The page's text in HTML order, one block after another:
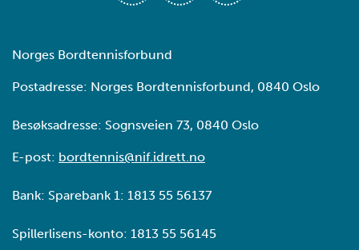
Norges Bordtennisforbund
Postadresse: Norges Bordtennisforbund, 0840 Oslo
Besøksadresse: Sognsveien 73, 0840 Oslo
E-post: bordtennis@nif.idrett.no
Bank: Sparebank 1: 1813 55 56137
Spillerlisens-konto: 1813 55 56145